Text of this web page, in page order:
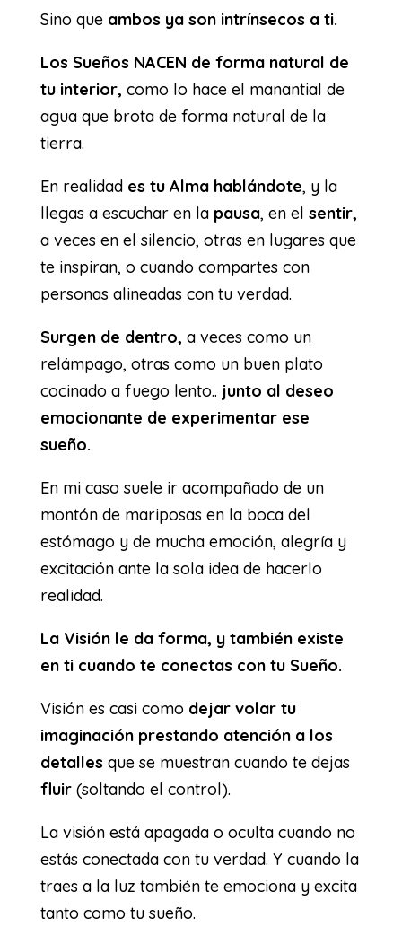
Sino que ambos ya son intrínsecos a ti.
Los Sueños NACEN de forma natural de
tu interior, como lo hace el manantial de
agua que brota de forma natural de la
tierra.
En realidad es tu Alma hablándote, y la
llegas a escuchar en lapausa, en el sentir,
a veces en el silencio, otras en lugares que
te inspiran, o cuando compartes con
personas alineadas con tu verdad.
Surgen de dentro, a veces como un
relámpago, otras como un buen plato
cocinado a fuego lento.. junto al deseo
emocionante de experimentar ese
sueño.
En mi caso suele ir acompañado de un
montón de mariposas en la boca del
estómago y de mucha emoción, alegría y
excitación ante la sola idea de hacerlo
realidad.
La Visión le da forma, y también existe
en ti cuando te conectas con tu Sueño.
Visión es casi como dejar volar tu
imaginación prestando atención a los
detalles que se muestran cuando te dejas
fluir(soltando el control).
La visión está apagada o oculta cuando no
estás conectada con tu verdad. Y cuando la
traes a la luz también te emociona y excita
tanto como tu sueño.